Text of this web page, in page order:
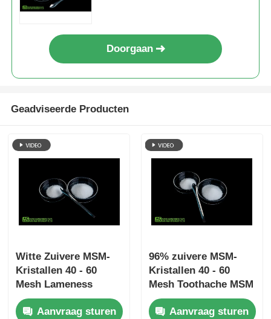
Doorgaan
Geadviseerde Producten
Witte Zuivere MSM-
Kristallen 40 - 60
Mesh Lameness
Arthritis Pain Relief
voor Huisdier
Aanvraag sturen
96% zuivere MSM-
Kristallen 40 - 60
Mesh Toothache MSM
Rugpijnhulp
Aanvraag sturen